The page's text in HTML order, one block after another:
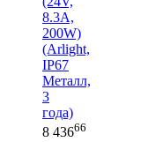
8.3A,
200W)
(Arlight,
IP67
Металл,
3
года)
8 43666